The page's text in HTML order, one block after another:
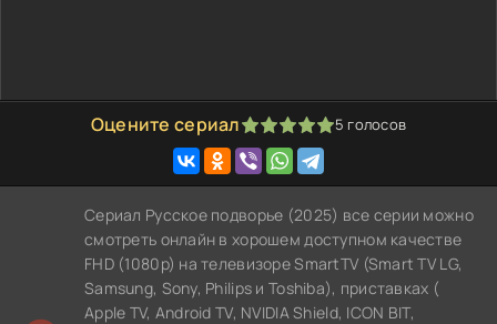
Оцените сериал
1 2 3 4 5 5 голосов
Сериал Русское подворье (2025) все серии можно
смотреть онлайн в хорошем доступном качестве
FHD (1080p) на телевизоре SmartTV (Smart TV LG,
Samsung, Sony, Philips и Toshiba), приставках (
Apple TV, Android TV, NVIDIA Shield, ICON BIT,